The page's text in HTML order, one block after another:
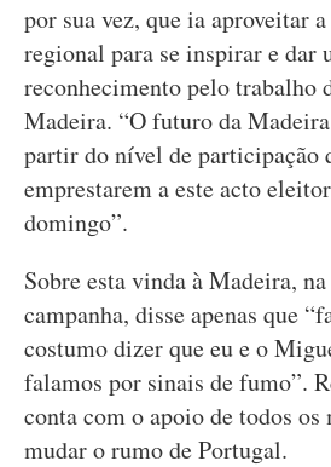
por sua vez, que ia aproveitar
regional para se inspirar e dar
reconhecimento pelo trabalho
Madeira. “O futuro da
partir do nível de participação
emprestarem a este acto
domingo”.
Sobre esta vinda à Madeira,
campanha, disse apenas que
costumo dizer que eu e o
falamos por sinais de fumo”.
conta com o apoio de todos os
mudar o rumo de Portugal.